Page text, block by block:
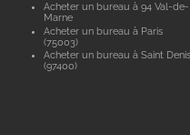
Acheter un bureau à 94 Val-de-
Marne
Acheter un bureau à Paris
(75003)
Acheter un bureau à Saint Denis
(97400)